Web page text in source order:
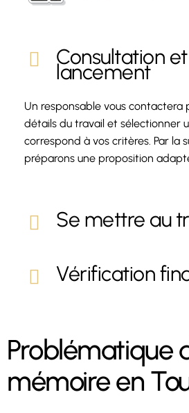
Consultation et
lancement
Un responsable vous contactera
détails du travail et sélectionner
correspond à vos critères. Par la
préparons une proposition
Se mettre au
Vérification
Problématique
mémoire en